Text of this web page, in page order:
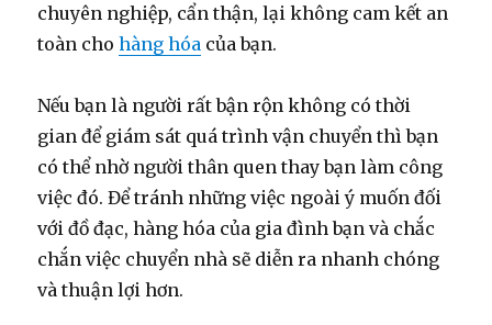
chuyên nghiệp, cẩn thận, lại không cam kết an
toàn chohàng hóa của bạn.
Nếu bạn là người rất bận rộn không có thời
gian để giám sát quá trình vận chuyển thì bạn
có thể nhờ người thân quen thay bạn làm công
việc đó. Để tránh những việc ngoài ý muốn đối
với đồ đạc, hàng hóa của gia đình bạn và chắc
chắn việc chuyển nhà sẽ diễn ra nhanh chóng
và thuận lợi hơn.